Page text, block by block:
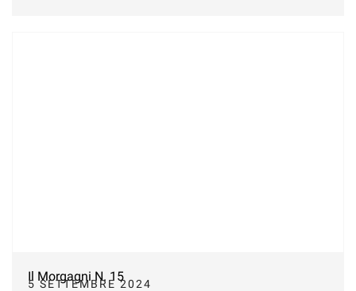
Il Morgagni N. 15
5 SETTEMBRE 2024